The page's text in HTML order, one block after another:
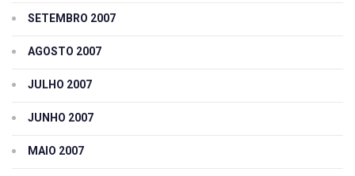
SETEMBRO 2007
AGOSTO 2007
JULHO 2007
JUNHO 2007
MAIO 2007